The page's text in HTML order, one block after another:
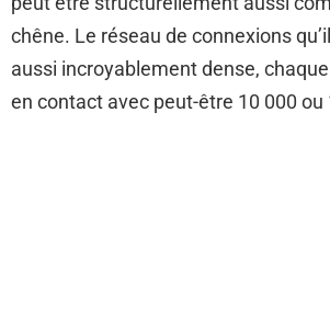
chêne. Le réseau de connexions
aussi incroyablement dense,
en contact avec peut-être 10 000 ou